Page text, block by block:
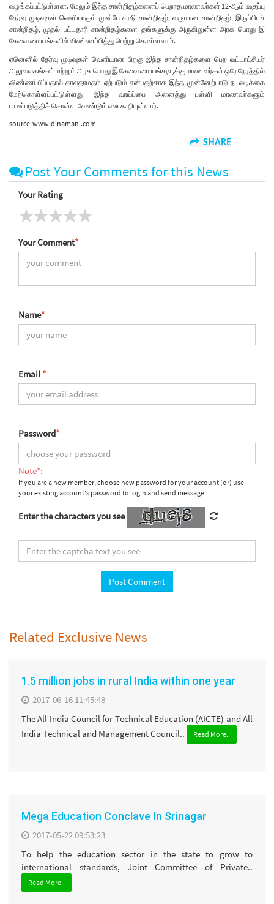
வழங்கப்பட்டுள்ளன. மேலும் இந்த சான்றிதழ்களைப் பெறாத மாணவர்கள் 12-ஆம் வகுப்பு
தேர்வு முடிவுகள் வெளியாகும் முன்பே சாதி சான்றிதழ், வருமான சான்றிதழ், இருப்பிடச்
சான்றிதழ்,முதல் பட்டதாரி சான்றிதழ்களை தங்களுக்கு அருகிலுள்ள அரசு பொது இ
சேவை மையங்களில் விண்ணப்பித்து பெற்று கொள்ளலாம்.
ஏனெனில் தேர்வு முடிவுகள் வெளியான பிறகு இந்த சான்றிதழ்களை பெற வட்டாட்சியர்
அலுவலகங்கள் மற்றும் அரசு பொது இ சேவை மையங்களுக்கு மாணவர்கள் ஒரே நேரத்தில்
விண்ணப்பிப்பதால் காலதாமதம் ஏற்படும் என்பதற்காக இந்த முன்னேற்பாடு நடவடிக்கை
மேற்கொள்ளப்பட்டுள்ளது. இந்த வாய்ப்பை அனைத்து பள்ளி மாணவர்களும்
பயன்படுத்திக் கொள்ள வேண்டும் என கூறியுள்ளார்.
source-www.dinamani.com
SHARE
Post Your Comments for this News
Your Rating
Your Comment*
Name*
Email *
Password*
Note*:
If you are a new member, choose new password for your account (or) use
your existing account's password to login and send message
Enter the characters you see
Related Exclusive News
1.5 million jobs in rural India within one year
2017-06-16 11:45:48
The All India Council for Technical Education (AICTE) and All
India Technical and Management Council..
Read More..
Mega Education Conclave In Srinagar
2017-05-22 09:53:23
To help the education sector in the state to grow to
international standards, Joint Committee of Private..
Read More..